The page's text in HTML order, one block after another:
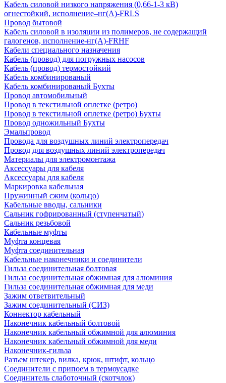
Кабель силовой низкого напряжения (0,66-1-3 кВ)
огнестойкий, исполнение–нг(А)-FRLS
Провод бытовой
Кабель силовой в изоляции из полимеров, не содержащий
галогенов, исполнение-нг(А)-FRHF
Кабели специального назначения
Кабель (провод) для погружных насосов
Кабель (провод) термостойкий
Кабель комбинированый
Кабель комбинированый Бухты
Провод автомобильный
Провод в текстильной оплетке (ретро)
Провод в текстильной оплетке (ретро) Бухты
Провод одножильный Бухты
Эмальпровод
Провода для воздушных линий электропередач
Провод для воздушных линий электропередач
Материалы для электромонтажа
Аксессуары для кабеля
Аксессуары для кабеля
Маркировка кабельная
Пружинный сжим (кольцо)
Кабельные вводы, сальники
Сальник гофрированный (ступенчатый)
Сальник резьбовой
Кабельные муфты
Муфта концевая
Муфта соединительная
Кабельные наконечники и соединители
Гильза соединительная болтовая
Гильза соединительная обжимная для алюминия
Гильза соединительная обжимная для меди
Зажим ответвительный
Зажим соединительный (СИЗ)
Коннектор кабельный
Наконечник кабельный болтовой
Наконечник кабельный обжимной для алюминия
Наконечник кабельный обжимной для меди
Наконечник-гильза
Разъем штекер, вилка, крюк, штифт, кольцо
Соединители с припоем в термоусадке
Соединитель слаботочный (скотчлок)